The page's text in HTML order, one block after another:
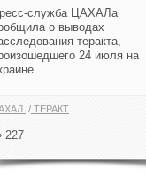
служба ЦАХАЛа
о выводах
теракта,
24 июля на
ТЕРАКТ
227